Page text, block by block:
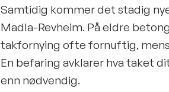
Samtidig kommer det stadig
Madla-Revheim. På eldre
takfornying ofte fornuftig,
En befaring avklarer hva taket
enn nødvendig.